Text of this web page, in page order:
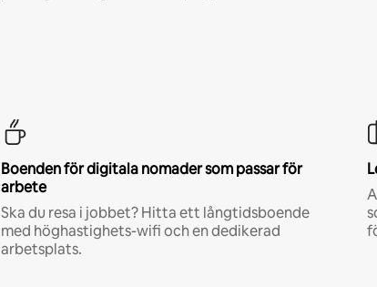
Boenden för digitala nomader som passar för
arbete
Ska du resa i jobbet? Hitta ett långtidsboende
med höghastighets-wifi och en dedikerad
arbetsplats.